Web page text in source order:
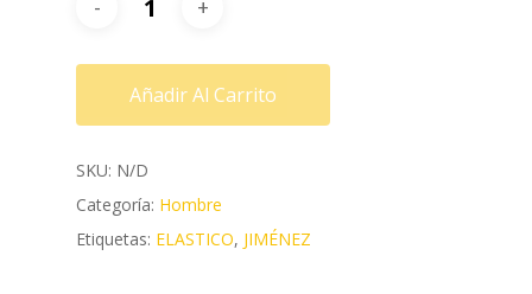
Añadir Al Carrito
SKU: N/D
Categoría: Hombre
Etiquetas: ELASTICO, JIMÉNEZ